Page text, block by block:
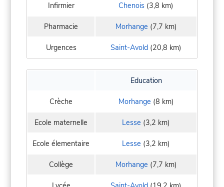
Infirmier Chenois (3,8 km)
Pharmacie Morhange (7,7 km)
Urgences Saint-Avold (20,8 km)
Education
Crèche Morhange (8 km)
Ecole maternelle Lesse (3,2 km)
Ecole élementaire Lesse (3,2 km)
Collège Morhange (7,7 km)